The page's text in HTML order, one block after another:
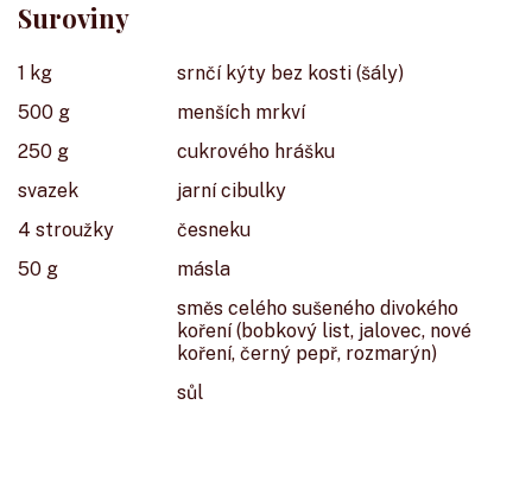
Suroviny
1 kg
srnčí kýty bez kosti (šály)
500 g
menších mrkví
250 g
cukrového hrášku
svazek
jarní cibulky
4 stroužky
česneku
50 g
másla
směs celého sušeného divokého
koření (bobkový list, jalovec, nové
koření, černý pepř, rozmarýn)
sůl